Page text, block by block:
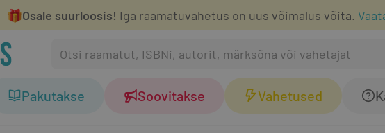
🎁Osale suurloosis! Iga raamatuvahetus on uus võimalus võita.
Pakutakse Soovitakse Vahetused